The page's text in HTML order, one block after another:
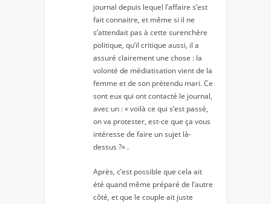
journal depuis lequel l’affaire s’est
fait connaitre, et même si il ne
s’attendait pas à cette surenchère
politique, qu’il critique aussi, il a
assuré clairement une chose : la
volonté de médiatisation vient de la
femme et de son prétendu mari. Ce
sont eux qui ont contacté le journal,
avec un : «voilà ce qui s’est passé,
on va protester, est-ce que ça vous
intéresse de faire un sujet là-
dessus ?« .
Après, c’est possible que cela ait
été quand même préparé de l’autre
côté, et que le couple ait juste